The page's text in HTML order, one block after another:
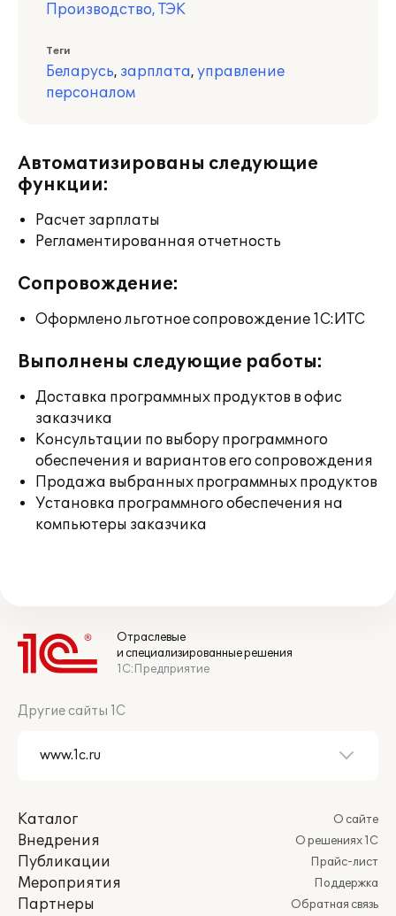
Производство, ТЭК
Теги
Беларусь, зарплата, управление
персоналом
Автоматизированы следующие
функции:
Расчет зарплаты
Регламентированная отчетность
Сопровождение:
Оформлено льготное сопровождение 1С:ИТС
Выполнены следующие работы:
Доставка программных продуктов в офис
заказчика
Консультации по выбору программного
обеспечения и вариантов его сопровождения
Продажа выбранных программных продуктов
Установка программного обеспечения на
компьютеры заказчика
Отраслевые
и специализированные решения
1С:Предприятие
Другие сайты 1С
Каталог
Внедрения
Публикации
Мероприятия
Партнеры
О сайте
О решениях 1С
Прайс-лист
Поддержка
Обратная связь